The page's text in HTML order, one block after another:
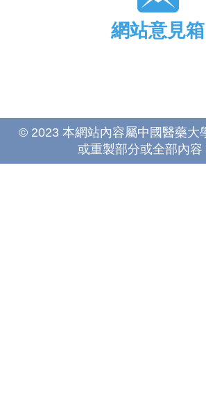
網站意見箱
© 2023 本網站內容屬中國醫藥大
或重製部分或全部內